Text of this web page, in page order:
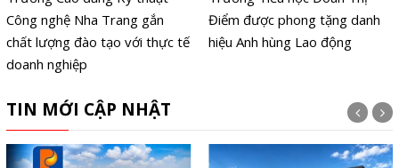
Công nghệ Nha Trang gắn
chất lượng đào tạo với thực tế
doanh nghiệp
Điểm được phong tặng danh
hiệu Anh hùng Lao động
TIN MỚI CẬP NHẬT